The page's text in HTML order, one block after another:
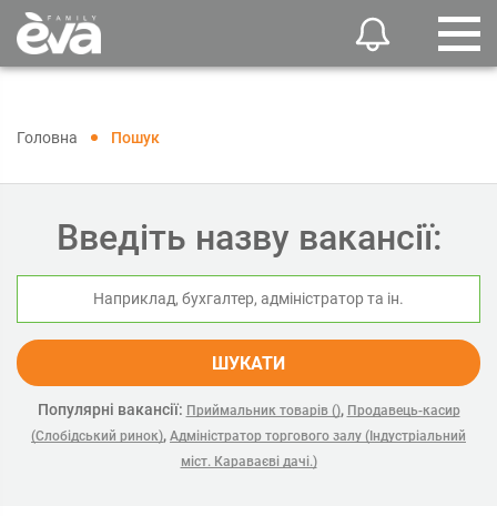
Головна Пошук
Введіть назву вакансії:
ШУКАТИ
Популярні вакансії: Приймальник товарів (), Продавець-касир
(Слобідський ринок), Адміністратор торгового залу (Індустріальний
міст. Караваєві дачі.)